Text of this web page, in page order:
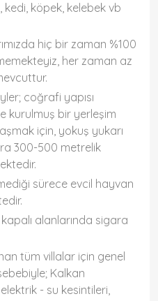
kedi, köpek, kelebek vb
hiç bir zaman %100
her zaman az
coğrafi yapısı
kurulmuş bir yerleşim
için, yokuş yukarı
300-500 metrelik
sürece evcil hayvan
kapalı alanlarında sigara
tüm villalar için genel
Kalkan
- su kesintileri,